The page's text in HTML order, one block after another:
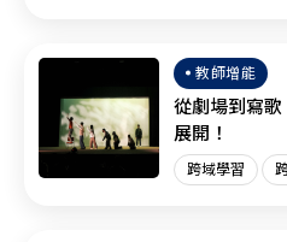
教師增能
從劇場到寫
展開！
跨域學習